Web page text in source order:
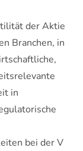
der Aktie
Branchen, in
in
bei der V